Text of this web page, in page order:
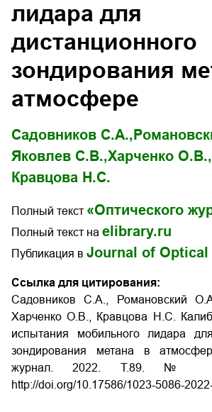
лидара для
дистанционного
зондирования
атмосфере
Садовников С.А.,
Яковлев С.В.,Харченко О.В.,
Кравцова Н.С.
Полный текст «Оптического
Полный текст на elibrary.ru
Публикация в Journal of Optical
Ссылка для цитирования:
Садовников С.А., Романовский
Харченко О.В., Кравцова Н.С.
испытания мобильного лидара
зондирования метана в
журнал. 2022. Т.89. №
http://doi.org/10.17586/1023-5086-